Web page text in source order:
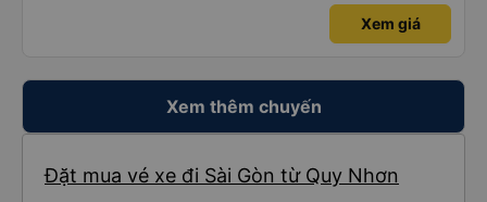
Xem giá
Xem thêm chuyến
Đặt mua vé xe đi Sài Gòn từ Quy Nhơn